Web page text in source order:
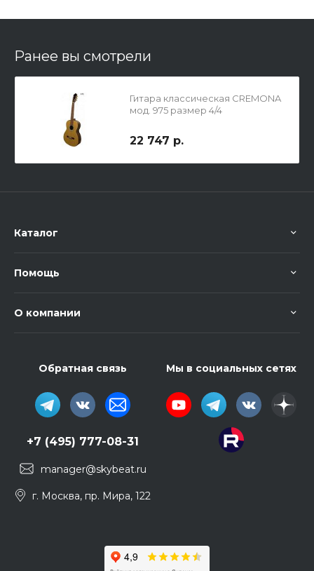
Ранее вы смотрели
Гитара классическая CREMONA
мод. 975 размер 4/4
22 747 р.
Каталог
Помощь
О компании
Обратная связь
+7 (495) 777-08-31
manager@skybeat.ru
г. Москва, пр. Мира, 122
Мы в социальных сетях